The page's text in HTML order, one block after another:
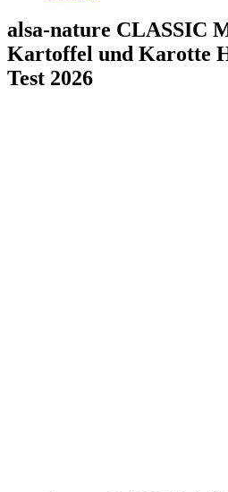
alsa-nature CLASSIC
Kartoffel und Karotte
Test 2026